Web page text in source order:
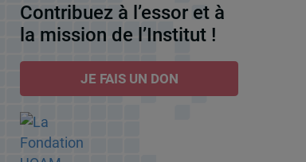
Contribuez à l’essor et à
la mission de l’Institut !
JE FAIS UN DON